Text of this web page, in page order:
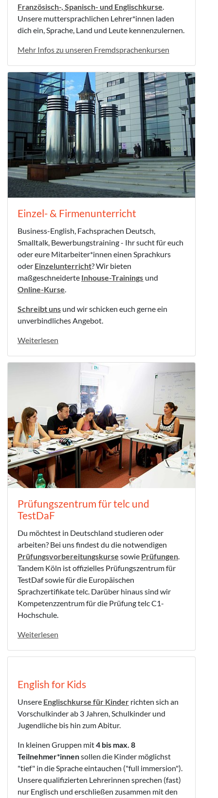
Französisch-, Spanisch- und Englischkurse.
Unsere muttersprachlichen Lehrer*innen laden
dich ein, Sprache, Land und Leute kennenzulernen.
Mehr Infos zu unseren Fremdsprachenkursen
Einzel- & Firmenunterricht
Business-English, Fachsprachen Deutsch,
Smalltalk, Bewerbungstraining - Ihr sucht für euch
oder eure Mitarbeiter*innen einen Sprachkurs
oder Einzelunterricht? Wir bieten
maßgeschneiderte Inhouse-Trainings und
Online-Kurse.
Schreibt uns und wir schicken euch gerne ein
unverbindliches Angebot.
Weiterlesen
Prüfungszentrum für telc und
TestDaF
Du möchtest in Deutschland studieren oder
arbeiten? Bei uns findest du die notwendigen
Prüfungsvorbereitungskurse sowie Prüfungen.
Tandem Köln ist offizielles Prüfungszentrum für
TestDaf sowie für die Europäischen
Sprachzertifikate telc. Darüber hinaus sind wir
Kompetenzzentrum für die Prüfung telc C1-
Hochschule.
Weiterlesen
English for Kids
Unsere Englischkurse für Kinder richten sich an
Vorschulkinder ab 3 Jahren, Schulkinder und
Jugendliche bis hin zum Abitur.
In kleinen Gruppen mit4 bis max. 8
Teilnehmer*innensollen die Kinder möglichst
"tief" in die Sprache eintauchen ("full immersion").
Unsere qualifizierten Lehrerinnen sprechen (fast)
nur Englisch und erschließen zusammen mit den